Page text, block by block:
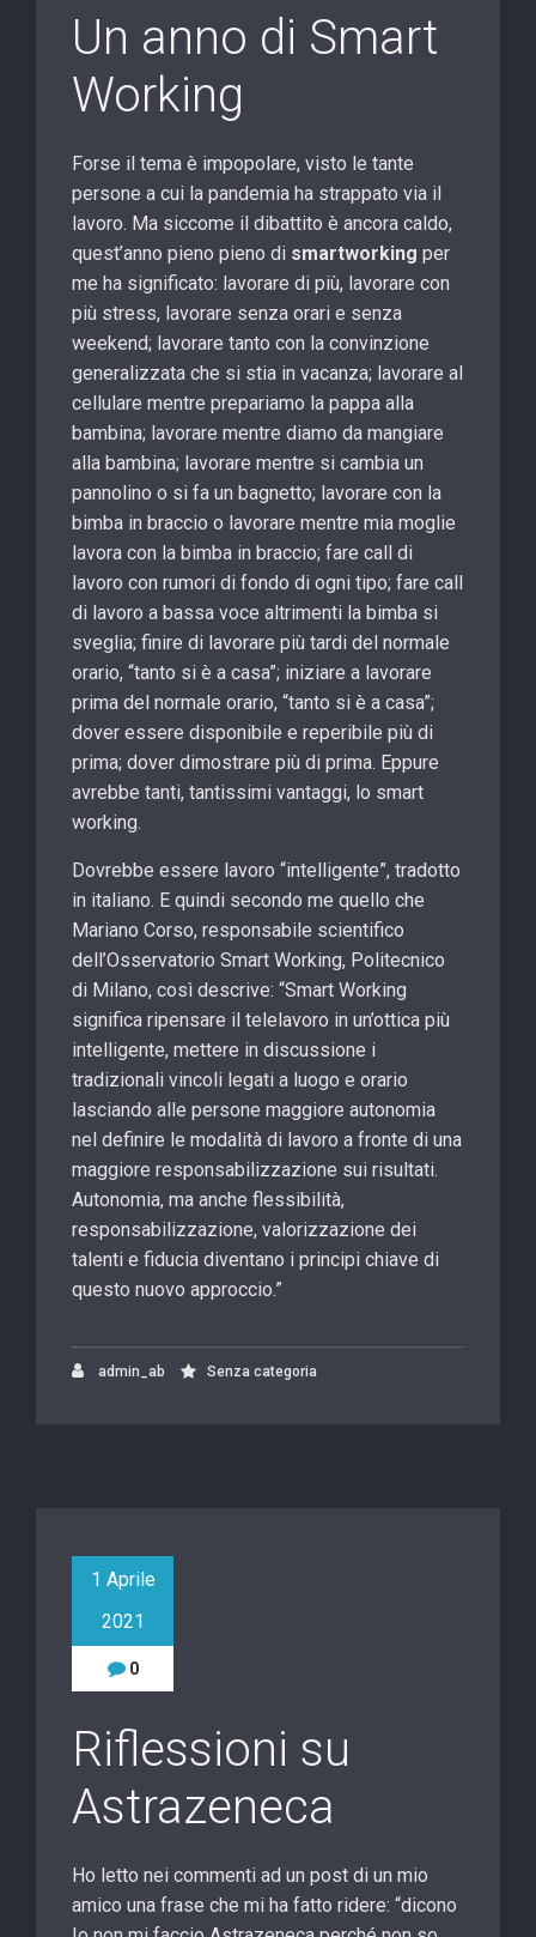
Un anno di Smart
Working
Forse il tema è impopolare, visto le tante
persone a cui la pandemia ha strappato via il
lavoro. Ma siccome il dibattito è ancora caldo,
quest’anno pieno pieno di smartworking per
me ha significato: lavorare di più, lavorare con
più stress, lavorare senza orari e senza
weekend; lavorare tanto con la convinzione
generalizzata che si stia in vacanza; lavorare al
cellulare mentre prepariamo la pappa alla
bambina; lavorare mentre diamo da mangiare
alla bambina; lavorare mentre si cambia un
pannolino o si fa un bagnetto; lavorare con la
bimba in braccio o lavorare mentre mia moglie
lavora con la bimba in braccio; fare call di
lavoro con rumori di fondo di ogni tipo; fare call
di lavoro a bassa voce altrimenti la bimba si
sveglia; finire di lavorare più tardi del normale
orario, “tanto si è a casa”; iniziare a lavorare
prima del normale orario, “tanto si è a casa”;
dover essere disponibile e reperibile più di
prima; dover dimostrare più di prima. Eppure
avrebbe tanti, tantissimi vantaggi, lo smart
working.
Dovrebbe essere lavoro “intelligente”, tradotto
in italiano. E quindi secondo me quello che
Mariano Corso, responsabile scientifico
dell’Osservatorio Smart Working, Politecnico
di Milano, così descrive: “Smart Working
significa ripensare il telelavoro in un’ottica più
intelligente, mettere in discussione i
tradizionali vincoli legati a luogo e orario
lasciando alle persone maggiore autonomia
nel definire le modalità di lavoro a fronte di una
maggiore responsabilizzazione sui risultati.
Autonomia, ma anche flessibilità,
responsabilizzazione, valorizzazione dei
talenti e fiducia diventano i principi chiave di
questo nuovo approccio.”
admin_ab Senza categoria
1 Aprile
2021
0
Riflessioni su
Astrazeneca
Ho letto nei commenti ad un post di un mio
amico una frase che mi ha fatto ridere: “dicono